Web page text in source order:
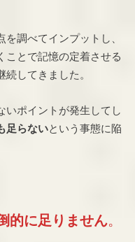
調べてインプットし、
ことで記憶の定着させる
してきました。
いポイントが発生してし
足らないという事態に陥
的に足りません。